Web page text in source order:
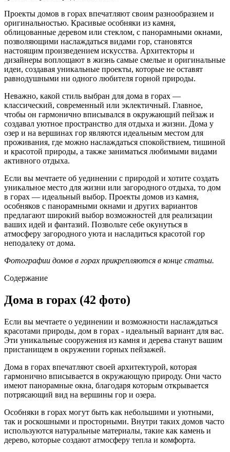
Проекты домов в горах впечатляют своим разнообразием и
оригинальностью. Красивые особняки из камня,
облицованные деревом или стеклом, с панорамными окнами,
позволяющими наслаждаться видами гор, становятся
настоящим произведением искусства. Архитекторы и
дизайнеры воплощают в жизнь самые смелые и оригинальные
идеи, создавая уникальные проекты, которые не оставят
равнодушными ни одного любителя горной природы.
Неважно, какой стиль выбран для дома в горах —
классический, современный или эклектичный. Главное,
чтобы он гармонично вписывался в окружающий пейзаж и
создавал уютное пространство для отдыха и жизни. Дома у
озер и на вершинах гор являются идеальным местом для
проживания, где можно наслаждаться спокойствием, тишиной
и красотой природы, а также заниматься любимыми видами
активного отдыха.
Если вы мечтаете об уединении с природой и хотите создать
уникальное место для жизни или загородного отдыха, то дом
в горах — идеальный выбор. Проекты домов из камня,
особняков с панорамными окнами и других вариантов
предлагают широкий выбор возможностей для реализации
ваших идей и фантазий. Позвольте себе окунуться в
атмосферу загородного уюта и насладиться красотой гор
неподалеку от дома.
Фотографии домов в горах прикрепляются в конце статьи.
Содержание
Дома в горах (42 фото)
Если вы мечтаете о уединении и возможности наслаждаться
красотами природы, дом в горах - идеальный вариант для вас.
Эти уникальные сооружения из камня и дерева станут вашим
пристанищем в окружении горных пейзажей.
Дома в горах впечатляют своей архитектурой, которая
гармонично вписывается в окружающую природу. Они часто
имеют панорамные окна, благодаря которым открывается
потрясающий вид на вершины гор и озера.
Особняки в горах могут быть как небольшими и уютными,
так и роскошными и просторными. Внутри таких домов часто
используются натуральные материалы, такие как камень и
дерево, которые создают атмосферу тепла и комфорта.